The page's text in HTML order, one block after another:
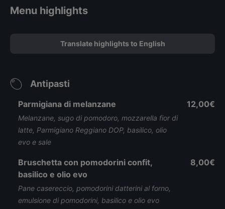
Menu highlights
Translate highlights to English
Antipasti
Parmigiana di melanzane
Melanzane, sugo di pomodoro, mozzarella fior di
latte, Parmigiano Reggiano DOP, basilico, olio
evo e sale
12,00€
Bruschetta con pomodorini confit,
basilico e olio evo
Pane casereccio, pomodorini datterini al forno,
emulsione di pomodorini, basilico e olio evo
8,00€